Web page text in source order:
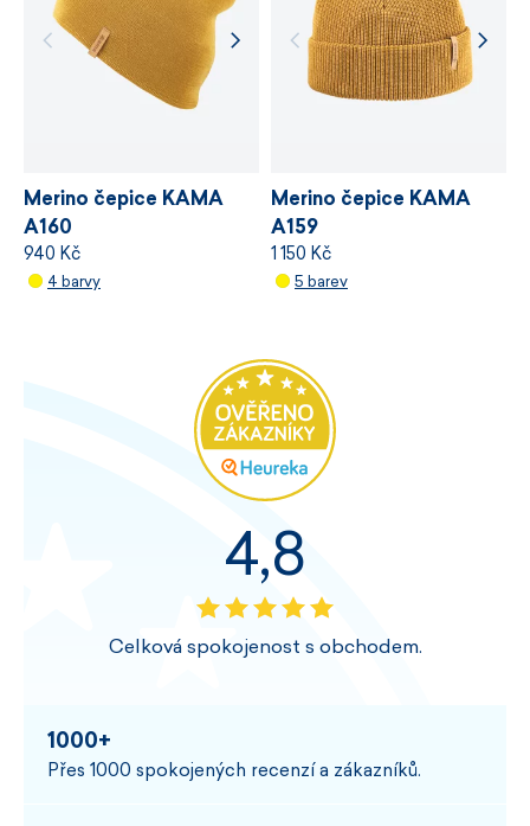
Uvnitř Tecnopile® Fleece.
Fleecová podšívka hřeje a pomáhá chránit před
Snadná údržba.
Vyrobeno v České republice.
Merino čepice KAMA
A160
940 Kč
4 barvy
Merino čepice KAMA
A159
1 150 Kč
5 barev
4,8
Celková spokojenost s obchodem.
1000+
Přes 1000 spokojených recenzí a zákazníků.